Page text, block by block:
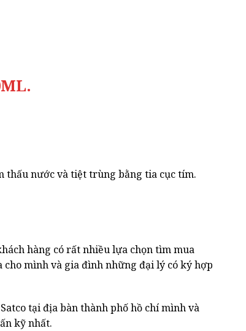
thấu nước và tiệt trùng bằng tia cục tím.
hàng có rất nhiều lựa chọn tìm mua
mình và gia đình những đại lý có ký hợp
tại địa bàn thành phố hồ chí mình và
kỹ nhất.